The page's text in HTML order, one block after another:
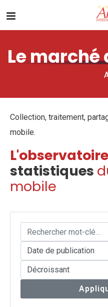
Le
Collection, traitement,
mobile.
statistiques
mobile